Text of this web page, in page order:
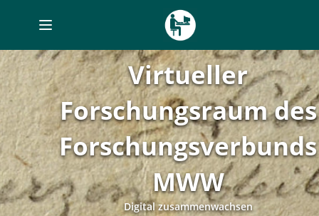
Toggle
navigation
Virtueller
Forschungsraum des
Forschungsverbunds
MWW
Digital zusammenwachsen